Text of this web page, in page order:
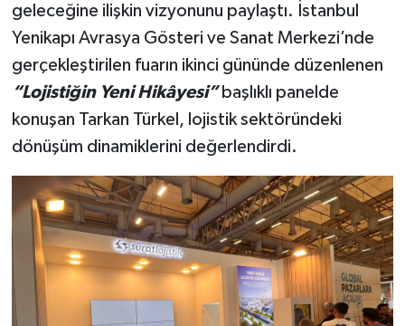
geleceğine ilişkin vizyonunu paylaştı. İstanbul
Yenikapı Avrasya Gösteri ve Sanat Merkezi’nde
gerçekleştirilen fuarın ikinci gününde düzenlenen
“Lojistiğin Yeni Hikâyesi”başlıklı panelde
konuşan Tarkan Türkel, lojistik sektöründeki
dönüşüm dinamiklerini değerlendirdi.